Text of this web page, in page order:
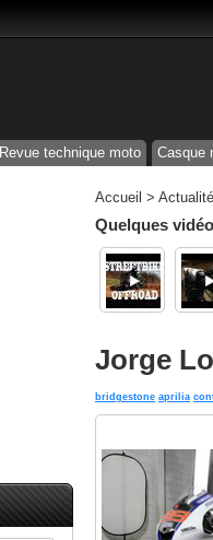
Revue technique moto Casque
Accueil >
Quelques
Jorge
bridgestone aprilia